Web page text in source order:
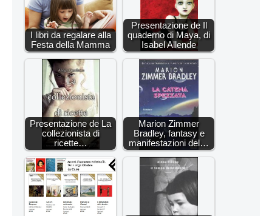
I libri da regalare alla
Festa della Mamma
Presentazione de Il
quaderno di Maya, di
Isabel Allende
Presentazione de La
collezionista di
ricette…
Marion Zimmer
Bradley, fantasy e
manifestazioni del…